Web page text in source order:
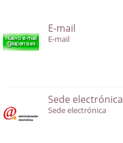
E-mail
E-mail
Sede electrónica
Sede electrónica